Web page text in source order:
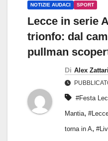
NOTIZIE AUDACI SPORT
Lecce in serie
trionfo: dal
pullman
Di Alex
#Festa
Mantia,
torna in A,